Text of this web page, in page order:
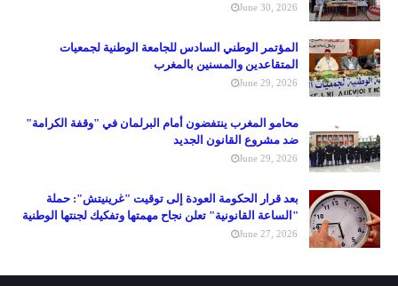
June 30, 2026
المؤتمر الوطني السادس للجامعة الوطنية لجمعيات
المتقاعدين والمسنين بالمغرب
June 29, 2026
محامو المغرب ينتفضون أمام البرلمان في "وقفة الكرامة"
ضد مشروع القانون الجديد
June 29, 2026
بعد قرار الحكومة العودة إلى توقيت "غرينيتش": حملة
"الساعة القانونية" تعلن نجاح مهمتها وتفكيك لجنتها الوطنية
June 27, 2026